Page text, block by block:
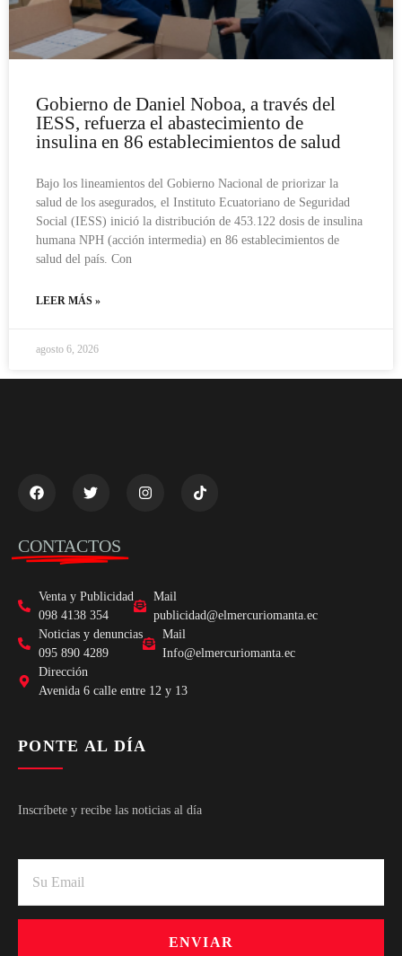
Gobierno de Daniel Noboa, a través del
IESS, refuerza el abastecimiento de
insulina en 86 establecimientos de salud
Bajo los lineamientos del Gobierno Nacional de priorizar la
salud de los asegurados, el Instituto Ecuatoriano de Seguridad
Social (IESS) inició la distribución de 453.122 dosis de insulina
humana NPH (acción intermedia) en 86 establecimientos de
salud del país. Con
LEER MÁS »
agosto 6, 2026
CONTACTOS
Venta y Publicidad
098 4138 354
Mail
publicidad@elmercuriomanta.ec
Noticias y denuncias
095 890 4289
Mail
Info@elmercuriomanta.ec
Dirección
Avenida 6 calle entre 12 y 13
PONTE AL DÍA
Inscríbete y recibe las noticias al día
ENVIAR